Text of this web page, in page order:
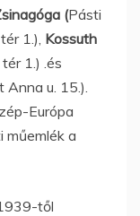
(Pásti
1.), Kossuth
1.) .és
Anna u. 15.).
Európa
műemlék a
től